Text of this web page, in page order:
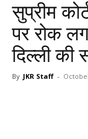
Reporter
सुप्रीम
पर रोक
दिल्ली की
By JKR Staff -